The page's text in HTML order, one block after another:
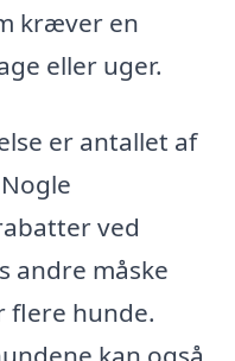
kræver en
eller uger.
er antallet af
ved
andre måske
flere hunde.